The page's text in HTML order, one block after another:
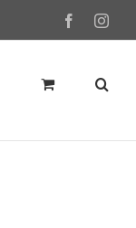
Facebook